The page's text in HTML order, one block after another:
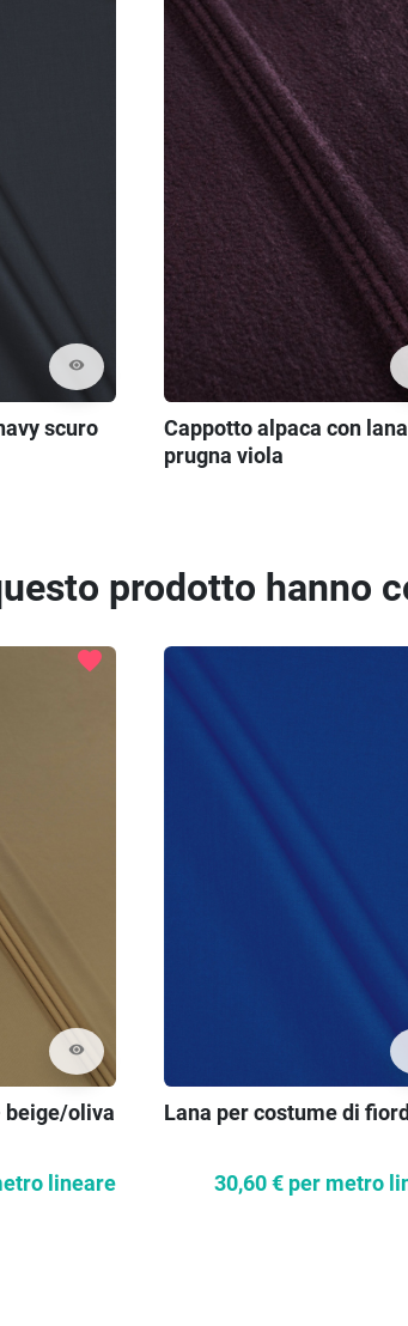
visibility
scuro
Cappotto alpaca con lana
prugna viola
prodotto hanno
visibility
favorite
beige/oliva
lineare
Lana per costume di
30,60 € per metro